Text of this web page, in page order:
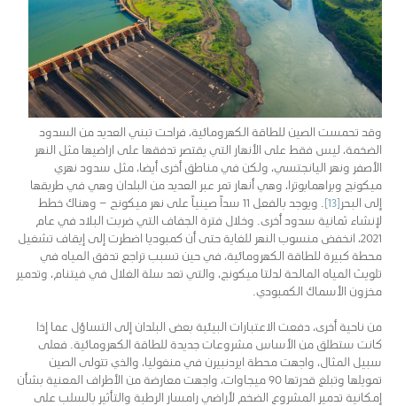
وقد تحمست الصين للطاقة الكهرومائية، فراحت تبني العديد من السدود
الضخمة، ليس فقط على الأنهار التي يقتصر تدفقها على اراضيها مثل النهر
الأصفر ونهر اليانجتسي، ولكن في مناطق أخرى أيضا، مثل سدود نهري
ميكونج وبراهمابوترا، وهي أنهار تمر عبر العديد من البلدان وهي في طريقها
إلى البحر[13]
. ويوجد بالفعل 11 سداً صينياً على نهر ميكونج – وهناك خطط
لإنشاء ثمانية سدود أخرى. وخلال فترة الجفاف التي ضربت البلاد في عام
2021، انخفض منسوب النهر للغاية حتى أن كمبوديا اضطرت إلى إيقاف تشغيل
محطة كبيرة للطاقة الكهرومائية، في حين تسبب تراجع تدفق المياه في
تلويث المياه المالحة لدلتا ميكونج، والتي تعد سلة الغلال في فيتنام، وتدمير
مخزون الأسماك الكمبودي.
من ناحية أخرى، دفعت الاعتبارات البيئية بعض البلدان إلى التساؤل عما إذا
كانت ستطلق من الأساس مشروعات جديدة للطاقة الكهرومائية. فعلى
سبيل المثال، واجهت محطة ايردنبيرن في منغوليا، والذي تتولى الصين
تمويلها وتبلغ قدرتها 90 ميجاوات، واجهت معارضة من الأطراف المعنية بشأن
إمكانية تدمير المشروع الضخم لأراضي رامسار الرطبة والتأثير بالسلب على